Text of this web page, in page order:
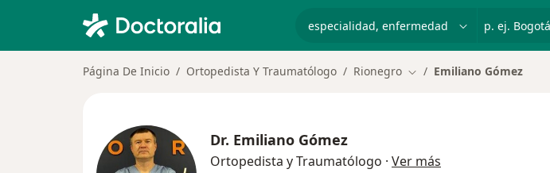
p. ej. Bogotá
Página De Inicio Ortopedista Y Traumatólogo Rionegro Cambiar de ciudad
Emiliano Gómez
Dr. Emiliano Gómez
Ortopedista y Traumatólogo · Ver más